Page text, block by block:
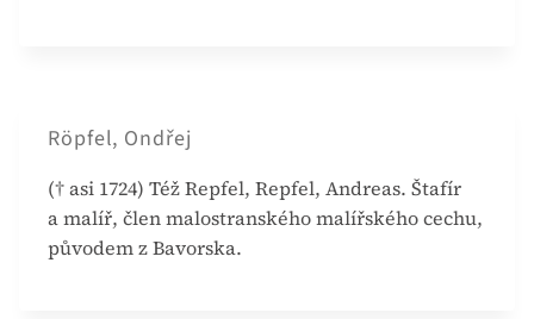
Röpfel, Ondřej
(† asi 1724) Též Repfel, Repfel, Andreas. Štafír
a malíř, člen malostranského malířského cechu,
původem z Bavorska.